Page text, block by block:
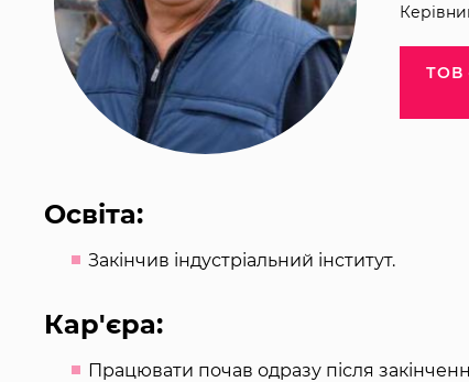
ТОВ
Освіта:
Закінчив індустріальний інститут.
Кар'єра:
Працювати почав одразу після